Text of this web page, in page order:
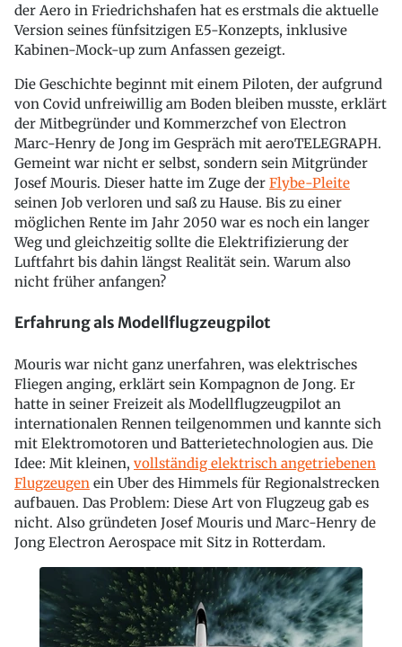
der Aero in Friedrichshafen hat es erstmals die aktuelle
Version seines fünfsitzigen E5-Konzepts, inklusive
Kabinen-Mock-up zum Anfassen gezeigt.
Die Geschichte beginnt mit einem Piloten, der aufgrund
von Covid unfreiwillig am Boden bleiben musste, erklärt
der Mitbegründer und Kommerzchef von Electron
Marc-Henry de Jong im Gespräch mit aeroTELEGRAPH.
Gemeint war nicht er selbst, sondern sein Mitgründer
Josef Mouris. Dieser hatte im Zuge der Flybe-Pleite
seinen Job verloren und saß zu Hause. Bis zu einer
möglichen Rente im Jahr 2050 war es noch ein langer
Weg und gleichzeitig sollte die Elektrifizierung der
Luftfahrt bis dahin längst Realität sein. Warum also
nicht früher anfangen?
Erfahrung als Modellflugzeugpilot
Mouris war nicht ganz unerfahren, was elektrisches
Fliegen anging, erklärt sein Kompagnon de Jong. Er
hatte in seiner Freizeit als Modellflugzeugpilot an
internationalen Rennen teilgenommen und kannte sich
mit Elektromotoren und Batterietechnologien aus. Die
Idee: Mit kleinen, vollständig elektrisch angetriebenen
Flugzeugen ein Uber des Himmels für Regionalstrecken
aufbauen. Das Problem: Diese Art von Flugzeug gab es
nicht. Also gründeten Josef Mouris und Marc-Henry de
Jong Electron Aerospace mit Sitz in Rotterdam.